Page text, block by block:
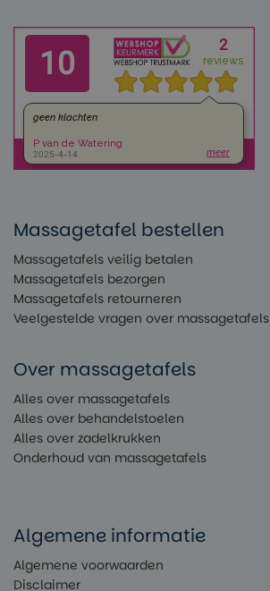
Massagetafel bestellen
Massagetafels veilig betalen
Massagetafels bezorgen
Massagetafels retourneren
Veelgestelde vragen over massagetafels
Over massagetafels
Alles over massagetafels
Alles over behandelstoelen
Alles over zadelkrukken
Onderhoud van massagetafels
Algemene informatie
Algemene voorwaarden
Disclaimer